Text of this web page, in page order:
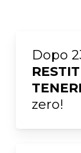
Dopo
zero!